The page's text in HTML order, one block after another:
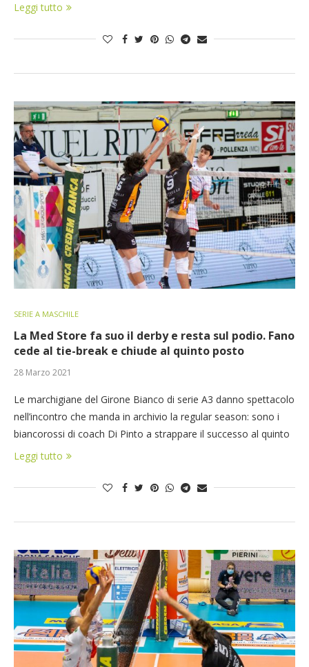
Leggi tutto
SERIE A MASCHILE
La Med Store fa suo il derby e resta sul podio. Fano
cede al tie-break e chiude al quinto posto
28 Marzo 2021
Le marchigiane del Girone Bianco di serie A3 danno spettacolo
nell’incontro che manda in archivio la regular season: sono i
biancorossi di coach Di Pinto a strappare il successo al quinto
Leggi tutto